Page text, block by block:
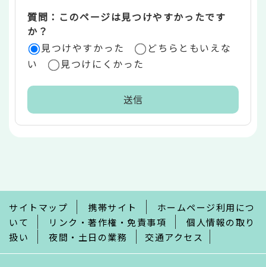
質問：このページは見つけやすかったです
か？
見つけやすかった
どちらともいえな
い
見つけにくかった
で
サイトマップ 携帯サイト
ホームページ利用につ
いて
リンク・著作権・免責事項
個人情報の取り
扱い
夜間・土日の業務 交通アクセス